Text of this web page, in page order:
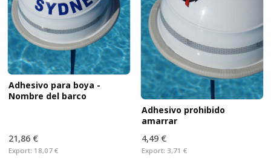
Adhesivo para boya -
Nombre del barco
21,86 €
Export: 18,07 €
Adhesivo prohibido
amarrar
4,49 €
Export: 3,71 €